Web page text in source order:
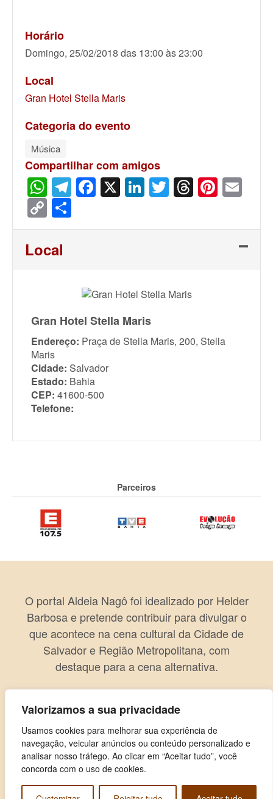
Valorizamos a sua privacidade
Usamos cookies para melhorar sua experiência de
navegação, veicular anúncios ou conteúdo personalizado e
analisar nosso tráfego. Ao clicar em “Aceitar tudo”, você
concorda com o uso de cookies.
Horário
Domingo, 25/02/2018 das 13:00 às 23:00
Local
Gran Hotel Stella Maris
Categoria do evento
Música
Compartilhar com amigos
WhatsApp
Telegram
Facebook
X LinkedIn
Twitter
Threads
Copy
Link
Local
Gran Hotel Stella Maris
Endereço: Praça de Stella Maris, 200, Stella
Maris
Cidade: Salvador
Estado: Bahia
CEP: 41600-500
Telefone:
Parceiros
O portal Aldeia Nagô foi idealizado por Helder
Barbosa e pretende contribuir para divulgar o
que acontece na cena cultural da Cidade de
Salvador e Região Metropolitana, com
destaque para a cena alternativa.